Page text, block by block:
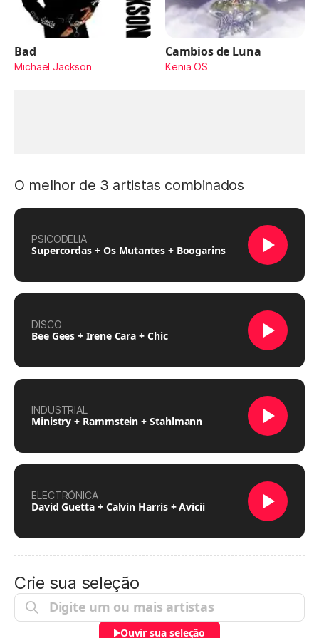
Bad
Michael Jackson
Cambios de Luna
Kenia OS
O melhor de 3 artistas combinados
PSICODELIA
Supercordas + Os Mutantes + Boogarins
DISCO
Bee Gees + Irene Cara + Chic
INDUSTRIAL
Ministry + Rammstein + Stahlmann
ELECTRÓNICA
David Guetta + Calvin Harris + Avicii
Crie sua seleção
Ouvir sua seleção